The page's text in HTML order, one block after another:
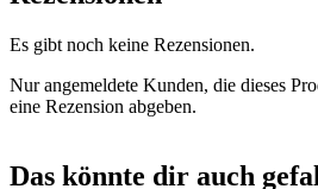
Es gibt noch keine Rezensionen.
Nur angemeldete Kunden, die dieses
eine Rezension abgeben.
Das könnte dir auch